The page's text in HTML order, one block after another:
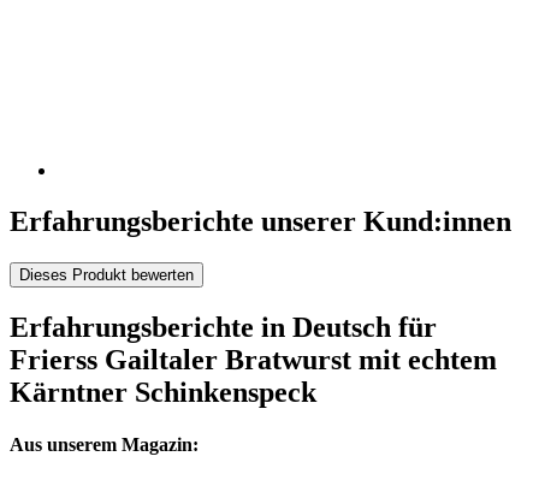
Erfahrungsberichte unserer Kund:innen
Dieses Produkt bewerten
Erfahrungsberichte in Deutsch für
Frierss Gailtaler Bratwurst mit echtem
Kärntner Schinkenspeck
Aus unserem Magazin: